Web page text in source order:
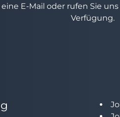
E-Mail oder rufen Sie
Verfügung.